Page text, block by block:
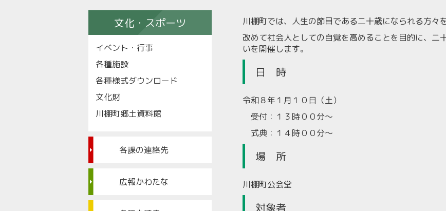
川棚町では、人生の節目である二十歳になられる方々を
改めて社会人としての自覚を高めることを目的に、二
いを開催します。
日 時
令和８年１月１０日（土）
受付：１３時００分～
式典：１４時００分～
場 所
川棚町公会堂
対象者
文化・スポーツ
イベント・行事
各種施設
各種様式ダウンロード
文化財
川棚町郷土資料館
各課の連絡先
広報かわたな